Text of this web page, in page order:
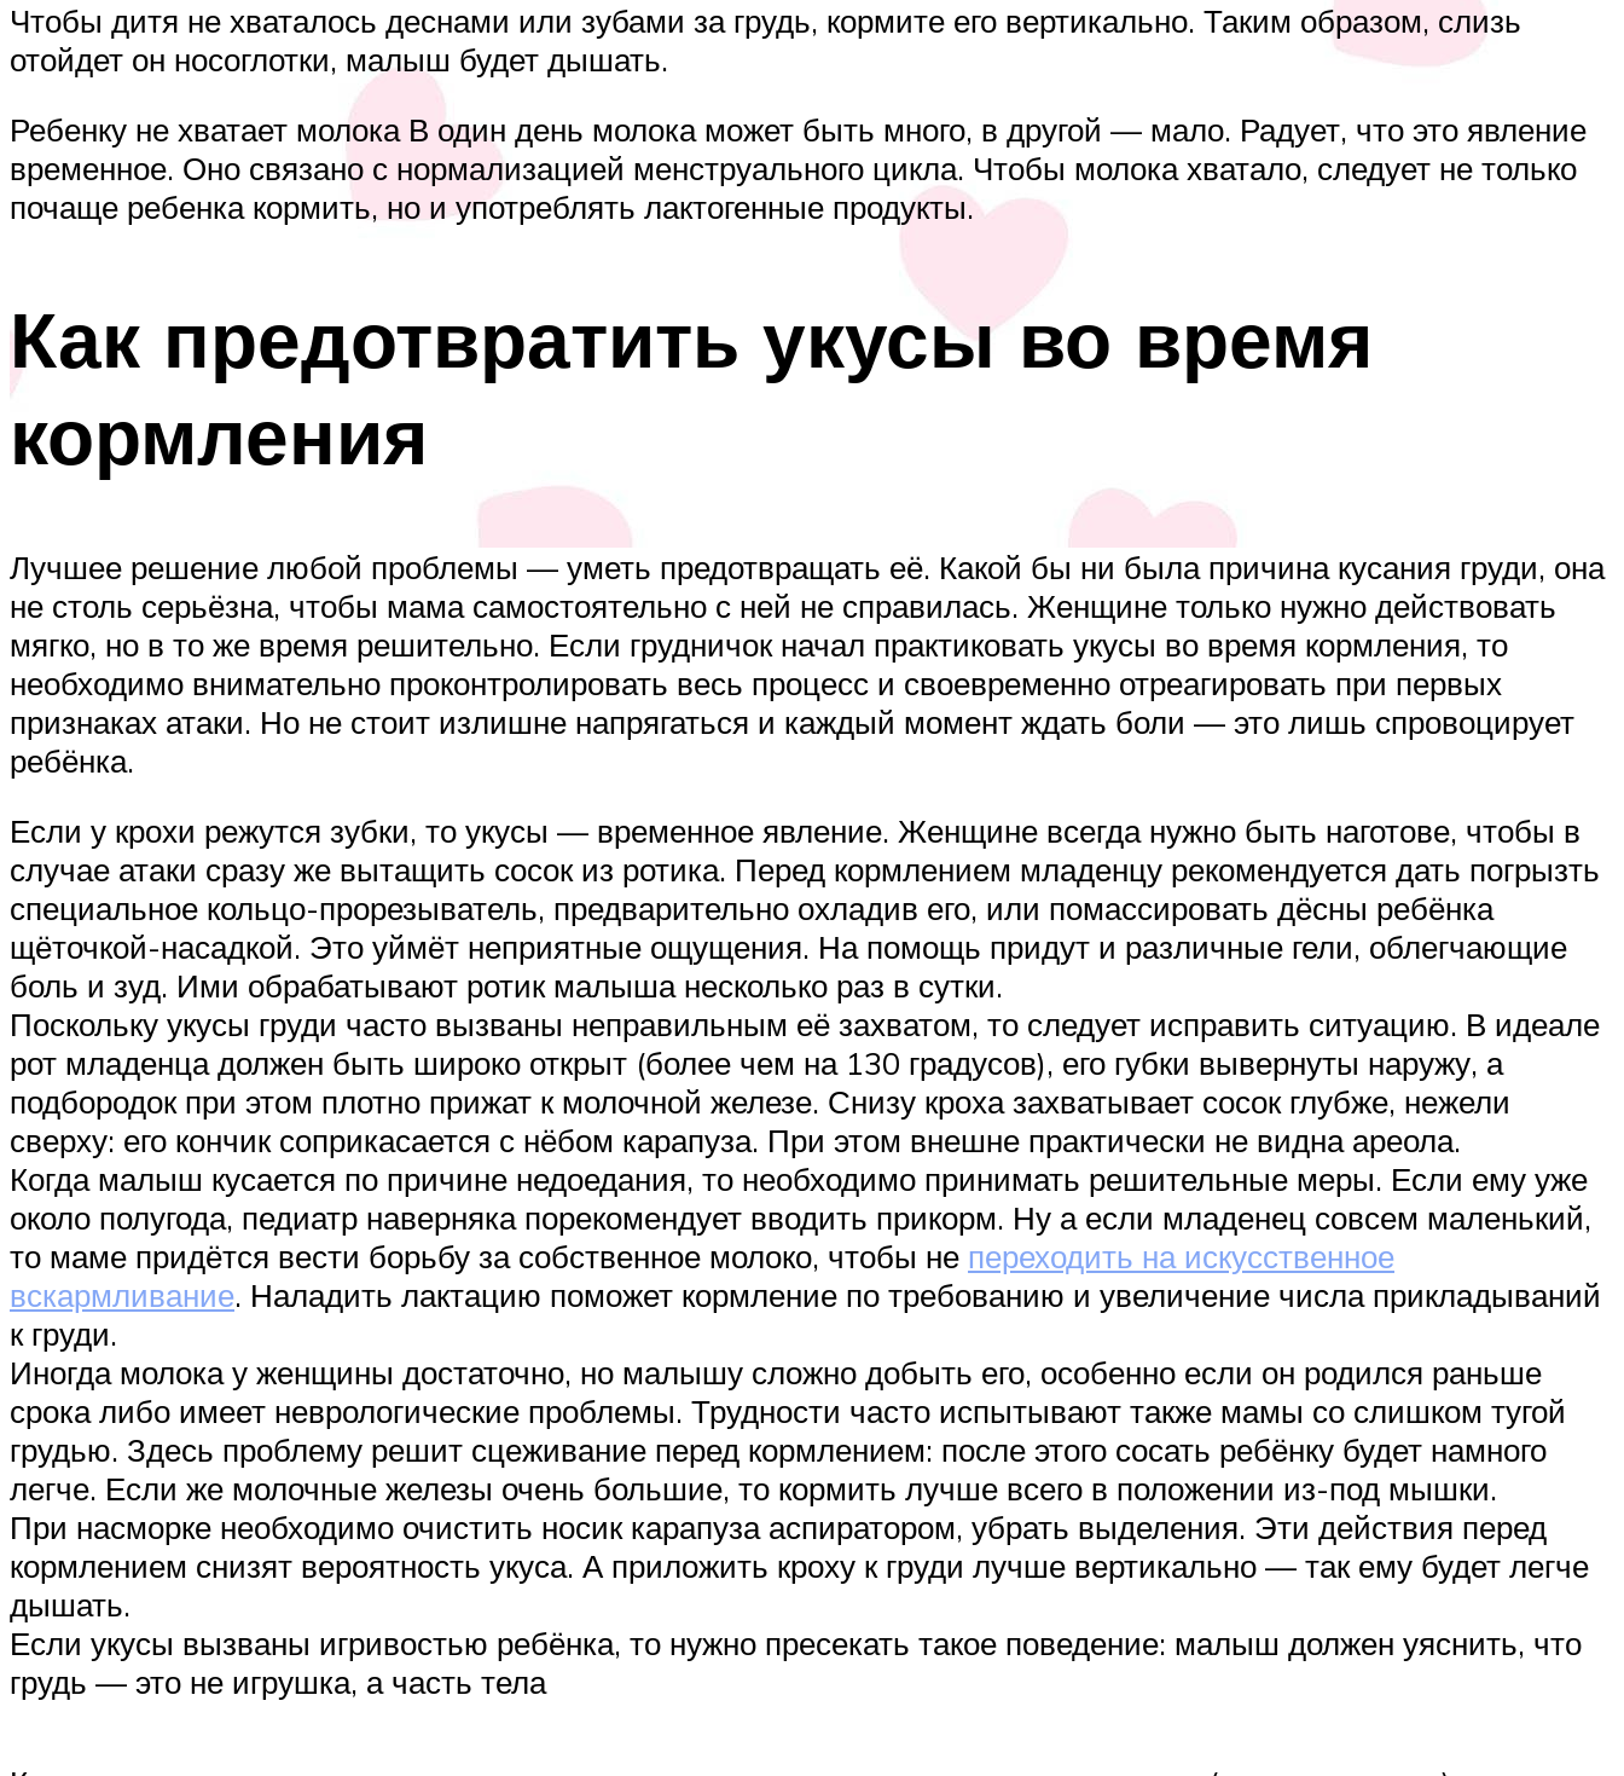
Чтобы дитя не хваталось деснами или зубами за грудь, кормите его вертикально. Таким образом, слизь
отойдет он носоглотки, малыш будет дышать.
Ребенку не хватает молока В один день молока может быть много, в другой — мало. Радует, что это явление
временное. Оно связано с нормализацией менструального цикла. Чтобы молока хватало, следует не только
почаще ребенка кормить, но и употреблять лактогенные продукты.
Как предотвратить укусы во время
кормления
Лучшее решение любой проблемы — уметь предотвращать её. Какой бы ни была причина кусания груди, она
не столь серьёзна, чтобы мама самостоятельно с ней не справилась. Женщине только нужно действовать
мягко, но в то же время решительно. Если грудничок начал практиковать укусы во время кормления, то
необходимо внимательно проконтролировать весь процесс и своевременно отреагировать при первых
признаках атаки. Но не стоит излишне напрягаться и каждый момент ждать боли — это лишь спровоцирует
ребёнка.
Если у крохи режутся зубки, то укусы — временное явление. Женщине всегда нужно быть наготове, чтобы в
случае атаки сразу же вытащить сосок из ротика. Перед кормлением младенцу рекомендуется дать погрызть
специальное кольцо-прорезыватель, предварительно охладив его, или помассировать дёсны ребёнка
щёточкой-насадкой. Это уймёт неприятные ощущения. На помощь придут и различные гели, облегчающие
боль и зуд. Ими обрабатывают ротик малыша несколько раз в сутки.
Поскольку укусы груди часто вызваны неправильным её захватом, то следует исправить ситуацию. В идеале
рот младенца должен быть широко открыт (более чем на 130 градусов), его губки вывернуты наружу, а
подбородок при этом плотно прижат к молочной железе. Снизу кроха захватывает сосок глубже, нежели
сверху: его кончик соприкасается с нёбом карапуза. При этом внешне практически не видна ареола.
Когда малыш кусается по причине недоедания, то необходимо принимать решительные меры. Если ему уже
около полугода, педиатр наверняка порекомендует вводить прикорм. Ну а если младенец совсем маленький,
то маме придётся вести борьбу за собственное молоко, чтобы не переходить на искусственное
вскармливание. Наладить лактацию поможет кормление по требованию и увеличение числа прикладываний
к груди.
Иногда молока у женщины достаточно, но малышу сложно добыть его, особенно если он родился раньше
срока либо имеет неврологические проблемы. Трудности часто испытывают также мамы со слишком тугой
грудью. Здесь проблему решит сцеживание перед кормлением: после этого сосать ребёнку будет намного
легче. Если же молочные железы очень большие, то кормить лучше всего в положении из-под мышки.
При насморке необходимо очистить носик карапуза аспиратором, убрать выделения. Эти действия перед
кормлением снизят вероятность укуса. А приложить кроху к груди лучше вертикально — так ему будет легче
дышать.
Если укусы вызваны игривостью ребёнка, то нужно пресекать такое поведение: малыш должен уяснить, что
грудь — это не игрушка, а часть тела